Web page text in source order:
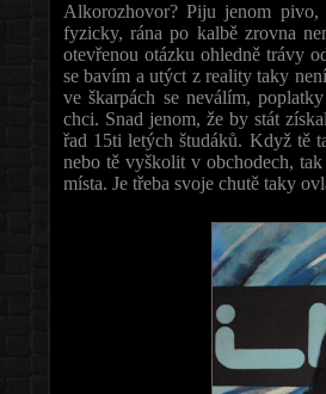
Alkorozhovor? Piju jenom
fyzicky, rána po kalbě zrovna
otevřenou otázku ohledně trávy
se bavím a utýct z reality taky
ve škarpách se neválím,
chci. Snad jenom, že by stát
řad 15ti letých študáků. Když tě
nebo tě vyškolit v obchodech,
místa. Je třeba svoje chutě taky